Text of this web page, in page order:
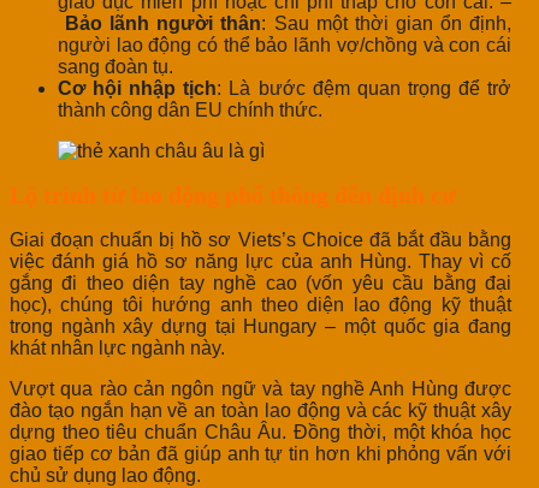
Bảo lãnh người thân: Sau một thời gian ổn định,
người lao động có thể bảo lãnh vợ/chồng và con cái
sang đoàn tụ.
Cơ hội nhập tịch: Là bước đệm quan trọng để trở
thành công dân EU chính thức.
Lộ trình từ lao động phổ thông đến định cư
Giai đoạn chuẩn bị hồ sơ Viets’s Choice đã bắt đầu bằng
việc đánh giá hồ sơ năng lực của anh Hùng. Thay vì cố
gắng đi theo diện tay nghề cao (vốn yêu cầu bằng đại
học), chúng tôi hướng anh theo diện lao động kỹ thuật
trong ngành xây dựng tại Hungary – một quốc gia đang
khát nhân lực ngành này.
Vượt qua rào cản ngôn ngữ và tay nghề Anh Hùng được
đào tạo ngắn hạn về an toàn lao động và các kỹ thuật xây
dựng theo tiêu chuẩn Châu Âu. Đồng thời, một khóa học
giao tiếp cơ bản đã giúp anh tự tin hơn khi phỏng vấn với
chủ sử dụng lao động.